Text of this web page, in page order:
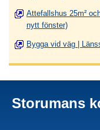
Attefallshus 25m²
nytt fönster)
Bygga vid väg |
Storumans